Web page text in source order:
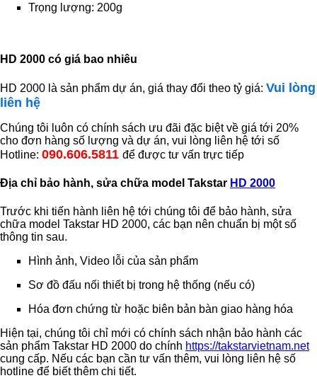
Trọng lượng: 200g
HD 2000 có giá bao nhiêu
HD 2000 là sản phẩm dự án, giá thay đổi theo tỷ giá: Vui lòng
liên hệ
Chúng tôi luôn có chính sách ưu đãi đặc biệt về giá tới 20%
cho đơn hàng số lượng và dự án, vui lòng liên hệ tới số
Hotline: 090.606.5811 để được tư vấn trực tiếp
Địa chỉ bảo hành, sửa chữa model Takstar HD 2000
Trước khi tiến hành liên hệ tới chúng tôi để bảo hành, sửa
chữa model Takstar HD 2000, các bạn nên chuẩn bị một số
thông tin sau.
Hình ảnh, Video lỗi của sản phẩm
Sơ đồ đấu nối thiết bị trong hệ thống (nếu có)
Hóa đơn chứng từ hoặc biên bản bàn giao hàng hóa
Hiện tại, chúng tôi chỉ mới có chính sách nhận bảo hành các
sản phẩm Takstar HD 2000 do chính https://takstarvietnam.net
cung cấp. Nếu các bạn cần tư vấn thêm, vui lòng liên hệ số
hotline để biết thêm chi tiết.